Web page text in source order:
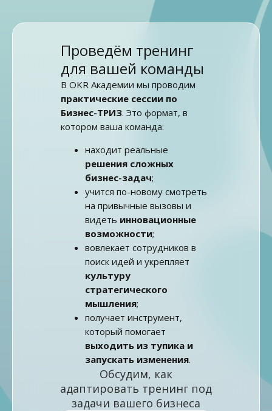
Проведём тренинг
для вашей команды
В OKR Академии мы проводим
практические сессии по
Бизнес-ТРИЗ. Это формат, в
котором ваша команда:
находит реальные
решения сложных
бизнес-задач;
учится по-новому смотреть
на привычные вызовы и
видеть инновационные
возможности;
вовлекает сотрудников в
поиск идей и укрепляет
культуру
стратегического
мышления;
получает инструмент,
который помогает
выходить из тупика и
запускать изменения.
Обсудим, как
адаптировать тренинг под
задачи вашего бизнеса